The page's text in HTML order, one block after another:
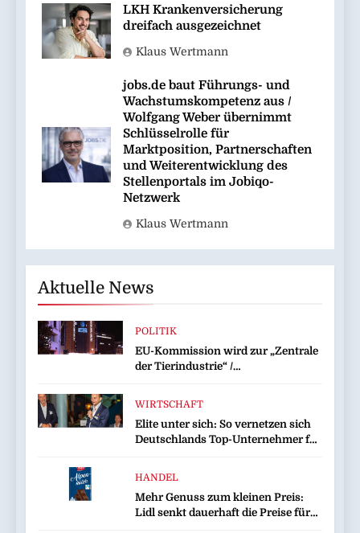
LKH Krankenversicherung
dreifach ausgezeichnet
Klaus Wertmann
jobs.de baut Führungs- und
Wachstumskompetenz aus /
Wolfgang Weber übernimmt
Schlüsselrolle für
Marktposition, Partnerschaften
und Weiterentwicklung des
Stellenportals im Jobiqo-
Netzwerk
Klaus Wertmann
Aktuelle News
POLITIK
EU-Kommission wird zur „Zentrale
der Tierindustrie“ /
Brüssel die Nähe der EU-
Kommission zur Tierindustrie an
WIRTSCHAFT
Elite unter sich: So vernetzen sich
Deutschlands Top-Unternehmer für
HANDEL
Mehr Genuss zum kleinen Preis:
Lidl senkt dauerhaft die Preise für